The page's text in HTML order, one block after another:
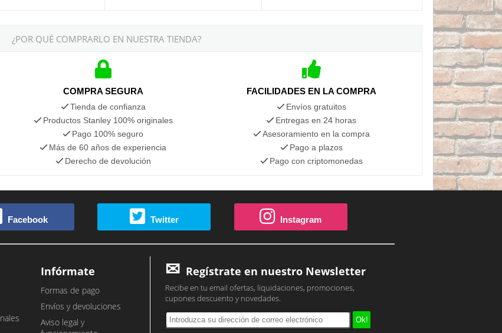
¿POR QUÉ COMPRARLO EN NUESTRA TIENDA?
COMPRA SEGURA
Tienda de confianza
Productos Stanley 100% originales
Pago 100% seguro
Más de 60 años de experiencia
Derecho de devolución
FACILIDADES EN LA COMPRA
Envíos gratuitos
Entregas en 24 horas
Asesoramiento en la compra
Pago a plazos
Pago con criptomonedas
Facebook Twitter Instagram
Infórmate
Formas de pago
Envíos y devoluciones
Aviso legal y
Regístrate en nuestro Newsletter
Recibe en tu email ofertas, liquidaciones, promociones,
cupones descuento y novedades.